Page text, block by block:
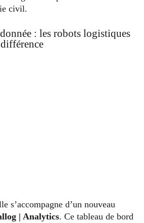
civil.
: les robots logistiques
s’accompagne d’un nouveau
| Analytics. Ce tableau de bord